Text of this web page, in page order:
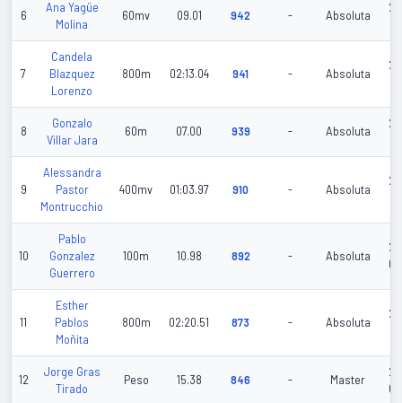
6
Ana Yagüe
Molina
60mv 09.01 942 - Absoluta
7
Candela
Blazquez
Lorenzo
800m 02:13.04 941 - Absoluta
8
Gonzalo
Villar Jara
60m 07.00 939 - Absoluta
9
Alessandra
Pastor
Montrucchio
400mv 01:03.97 910 - Absoluta
10
Pablo
Gonzalez
Guerrero
100m 10.98 892 - Absoluta
11
Esther
Pablos
Moñita
800m 02:20.51 873 - Absoluta
12
Jorge Gras
Tirado
Peso 15.38 846 - Master